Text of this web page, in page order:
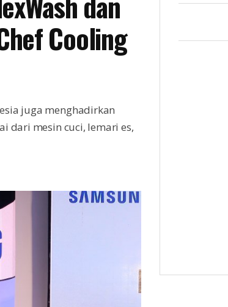
Cooling
juga menghadirkan
dari mesin cuci, lemari es,